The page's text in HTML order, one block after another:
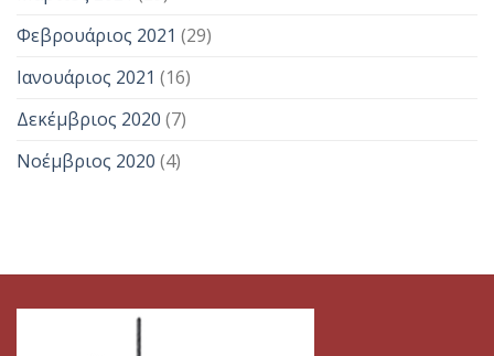
Φεβρουάριος 2021 (29)
Ιανουάριος 2021 (16)
Δεκέμβριος 2020 (7)
Νοέμβριος 2020 (4)